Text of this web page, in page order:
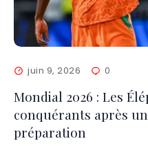
juin 9, 2026 0
Mondial 2026 : Les
conquérants après
préparation